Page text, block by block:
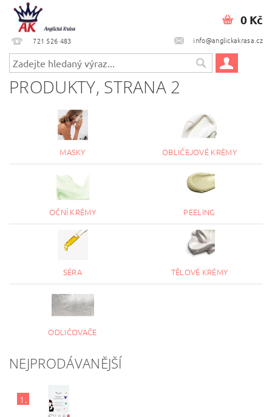
721 526 483 info@anglickakrasa.cz
0 Kč
PRODUKTY, STRANA 2
MASKY OBLIČEJOVÉ KRÉMY
OČNÍ KRÉMY PEELING
SÉRA TĚLOVÉ KRÉMY
ODLIČOVAČE
NEJPRODÁVANĚJŠÍ
1.